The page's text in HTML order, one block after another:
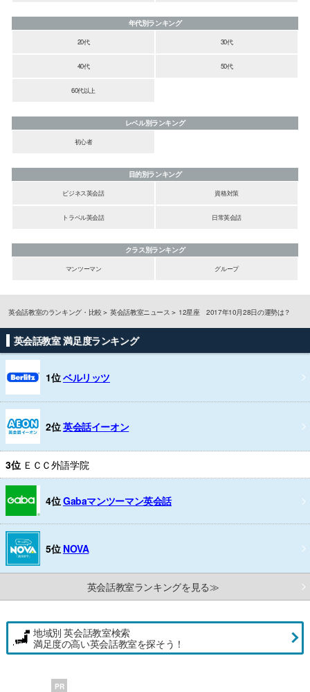
年代別ランキング
20代
30代
40代 50代
60代以上
レベル別ランキング
初心者
目的別ランキング
ビジネス英会話
資格対策
トラベル英会話 日常英会話
クラス別ランキング
マンツーマン
グループ
英会話教室のランキング・比較 英会話教室ニュース 12星座 2017年10月28日の運勢は？
英会話教室 満足度ランキング
1位ベルリッツ
2位英会話イーオン
3位 ＥＣＣ外語学院
4位Gabaマンツーマン英会話
5位 NOVA
英会話教室ランキングを見る≫
地域別 英会話教室検索
満足度の高い英会話教室を探そう！
PR